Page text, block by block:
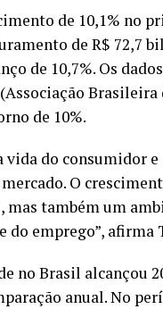
de 10,1% no
de R$ 72,7
de 10,7%. Os
de 10%.
vida do consumidor
O
mas também um
do emprego”,
no Brasil alcançou
anual. No